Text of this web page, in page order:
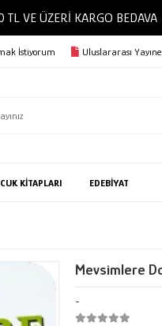
TL VE ÜZERİ KARGO BEDAVA
İstiyorum Uluslararası
KİTAPLARI EDEBİYAT
Mevsimlere
-